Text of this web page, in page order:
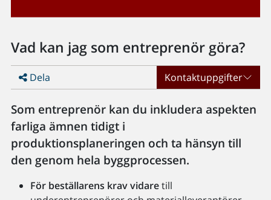
Vad kan jag som entreprenör göra?
Dela Kontaktuppgifter
Som entreprenör kan du inkludera aspekten
farliga ämnen tidigt i
produktionsplaneringen och ta hänsyn till
den genom hela byggprocessen.
För beställarens krav vidaretill